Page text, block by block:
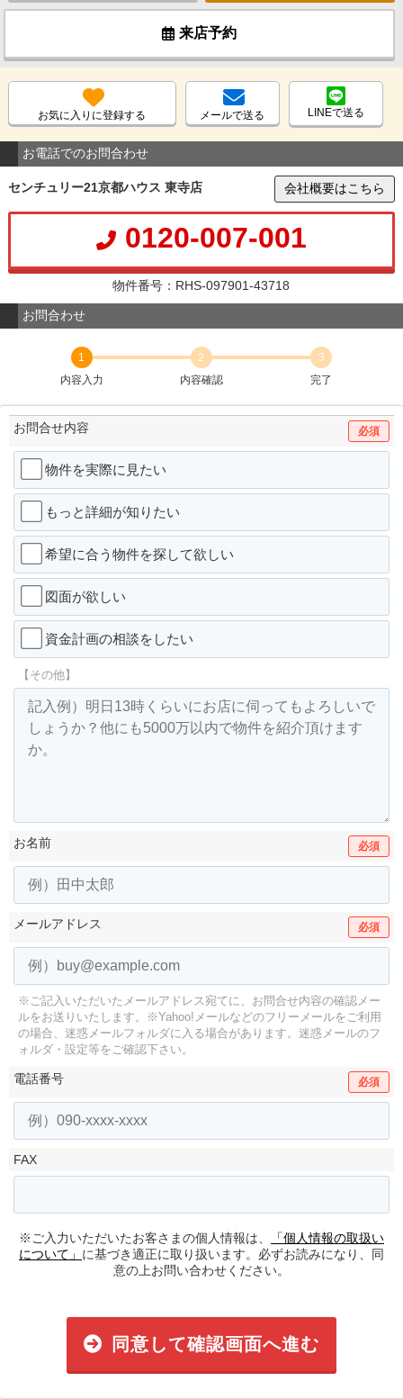
来店予約
お気に入りに登録する メールで送る LINEで送る
お電話でのお問合わせ
センチュリー21京都ハウス 東寺店 会社概要はこちら
0120-007-001
物件番号：RHS-097901-43718
お問合わせ
1
内容入力
2
内容確認
3
完了
お問合せ内容 必須
物件を実際に見たい
もっと詳細が知りたい
希望に合う物件を探して欲しい
図面が欲しい
資金計画の相談をしたい
【その他】
お名前 必須
メールアドレス 必須
※ご記入いただいたメールアドレス宛てに、お問合せ内容の確認メー
ルをお送りいたします。
※Yahoo!メールなどのフリーメールをご利用
の場合、迷惑メールフォルダに入る場合があります。 迷惑メールのフ
ォルダ・設定等をご確認下さい。
電話番号 必須
FAX
※ご入力いただいたお客さまの個人情報は、
「個人情報の取扱い
について」 に基づき適正に取り扱います。必ずお読みになり、同
意の上お問い合わせください。
同意して確認画面へ進む